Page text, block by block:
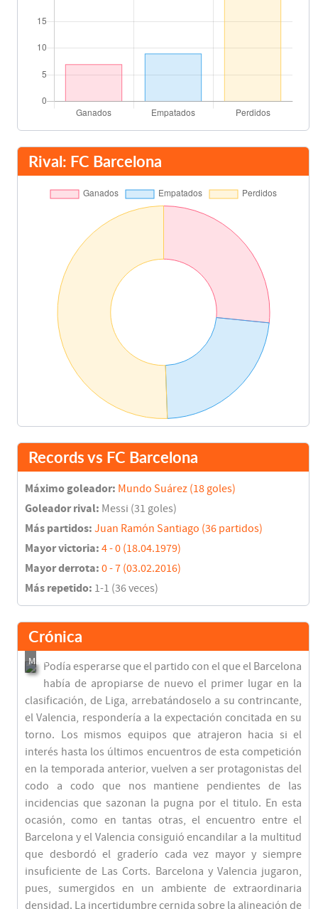
Rival: FC Barcelona
Records vs FC Barcelona
Máximo goleador: Mundo Suárez (18 goles)
Goleador rival: Messi (31 goles)
Más partidos: Juan Ramón Santiago (36 partidos)
Mayor victoria: 4 - 0 (18.04.1979)
Mayor derrota: 0 - 7 (03.02.2016)
Más repetido: 1-1 (36 veces)
Crónica
Podía esperarse que el partido con el que el Barcelona
había de apropiarse de nuevo el primer lugar en la
clasificación, de Liga, arrebatándoselo a su contrincante,
el Valencia, respondería a la expectación concitada en su
torno. Los mismos equipos que atrajeron hacia si el
interés hasta los últimos encuentros de esta competición
en la temporada anterior, vuelven a ser protagonistas del
codo a codo que nos mantiene pendientes de las
incidencias que sazonan la pugna por el titulo. En esta
ocasión, como en tantas otras, el encuentro entre el
Barcelona y el Valencia consiguió encandilar a la multitud
que desbordó el graderío cada vez mayor y siempre
insuficiente de Las Corts. Barcelona y Valencia jugaron,
pues, sumergidos en un ambiente de extraordinaria
densidad. La incertidumbre cernida sobre la alineación de